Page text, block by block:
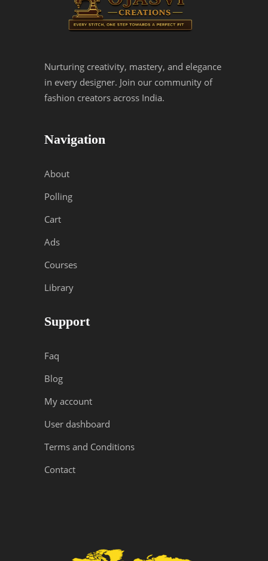
Nurturing creativity, mastery, and elegance
in every designer. Join our community of
fashion creators across India.
Navigation
About
Polling
Cart
Ads
Courses
Library
Support
Faq
Blog
My account
User dashboard
Terms and Conditions
Contact